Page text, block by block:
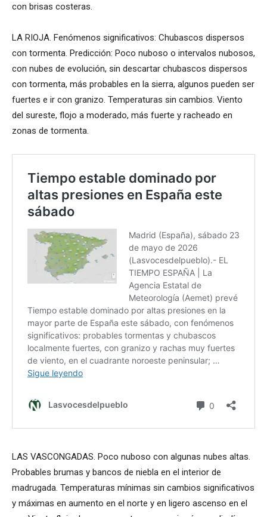
con brisas costeras.
LA RIOJA. Fenómenos significativos: Chubascos dispersos
con tormenta. Predicción: Poco nuboso o intervalos nubosos,
con nubes de evolución, sin descartar chubascos dispersos
con tormenta, más probables en la sierra, algunos pueden ser
fuertes e ir con granizo. Temperaturas sin cambios. Viento
del sureste, flojo a moderado, más fuerte y racheado en
zonas de tormenta.
LAS VASCONGADAS. Poco nuboso con algunas nubes altas.
Probables brumas y bancos de niebla en el interior de
madrugada. Temperaturas mínimas sin cambios significativos
y máximas en aumento en el norte y en ligero ascenso en el